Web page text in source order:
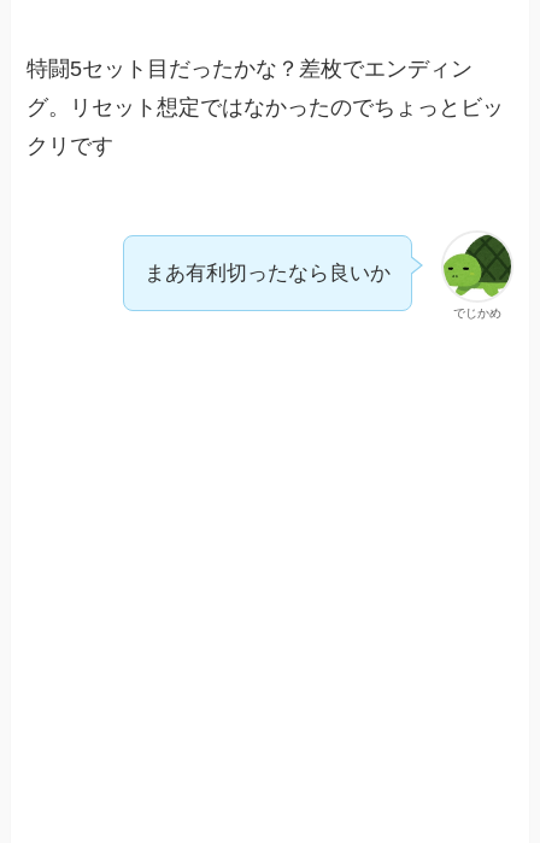
特闘5セット目だったかな？差枚でエンディン
グ。リセット想定ではなかったのでちょっとビッ
クリです
でじかめ
まあ有利切ったなら良いか